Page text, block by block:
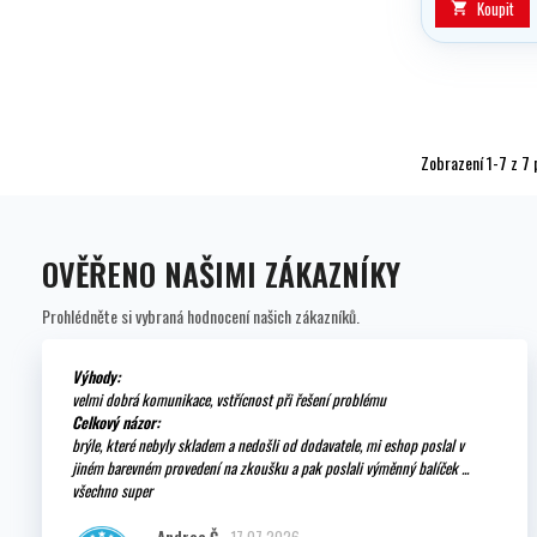
větší obuv?
 Koupit
Zobrazení 1-7 z 7
OVĚŘENO NAŠIMI ZÁKAZNÍKY
Prohlédněte si vybraná hodnocení našich zákazníků.
Výhody:
velmi dobrá komunikace, vstřícnost při řešení problému
Celkový názor:
brýle, které nebyly skladem a nedošli od dodavatele, mi eshop poslal v
jiném barevném provedení na zkoušku a pak poslali výměnný balíček ...
všechno super